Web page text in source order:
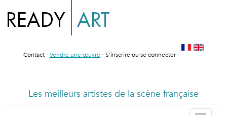
Contact- Vendre une œuvre - S'inscrire ou se connecter-
Les meilleurs artistes de la scène française